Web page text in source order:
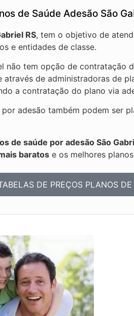
de Saúde Adesão São
RS, tem o objetivo de
e entidades de classe.
não tem opção de contratação
de administradoras de
a contratação do plano via
adesão também podem ser
de saúde por adesão São
baratos e os melhores
DE PREÇOS PLANOS